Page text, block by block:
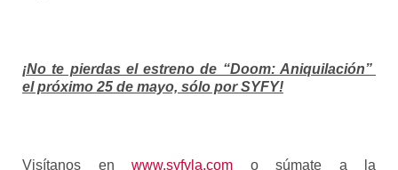
¡No te pierdas el estreno de “Doom: Aniquilación”
el próximo 25 de mayo, sólo por SYFY!
Visítanos en www.syfyla.com o súmate a la